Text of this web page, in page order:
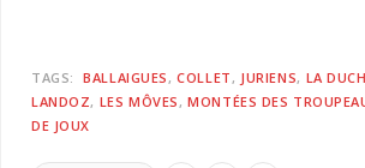
TAGS: BALLAIGUES COLLET JURIENS LA
LANDOZ LES MÔVES MONTÉES DES
DE JOUX